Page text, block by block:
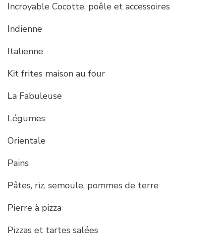
Incroyable Cocotte, poêle et accessoires
Indienne
Italienne
Kit frites maison au four
La Fabuleuse
Légumes
Orientale
Pains
Pâtes, riz, semoule, pommes de terre
Pierre à pizza
Pizzas et tartes salées